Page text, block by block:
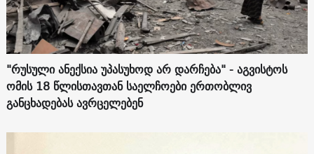
"რუსული ანექსია უპასუხოდ არ დარჩება" - აგვისტოს
ომის 18 წლისთავთან საელჩოები ერთობლივ
განცხადებას ავრცელებენ